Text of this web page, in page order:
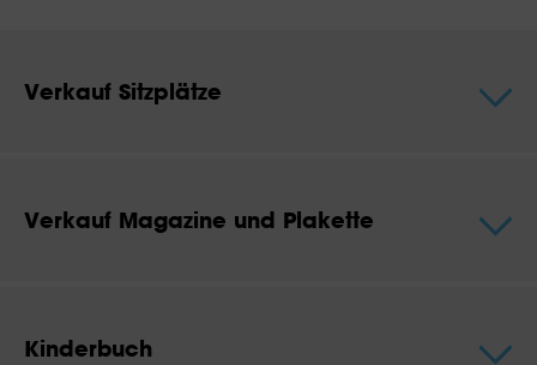
Verkauf Sitzplätze
Verkauf Magazine und Plakette
Kinderbuch